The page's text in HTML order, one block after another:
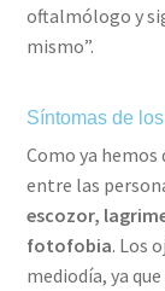
oftalmólogo y
mismo”.
Síntomas de
Como ya
entre las
escozor,
fotofobia. Los
mediodía, ya